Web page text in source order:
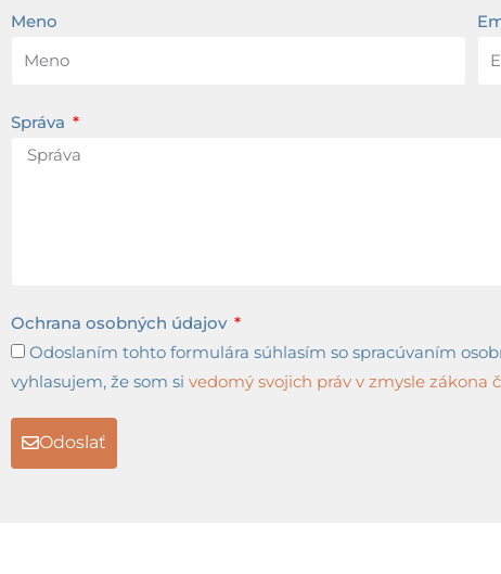
Meno
Správa
Ochrana osobných údajov
Odoslaním tohto formulára súhlasím so spracúvaním
vyhlasujem, že som si vedomý svojich práv v zmysle zákona
Odoslať